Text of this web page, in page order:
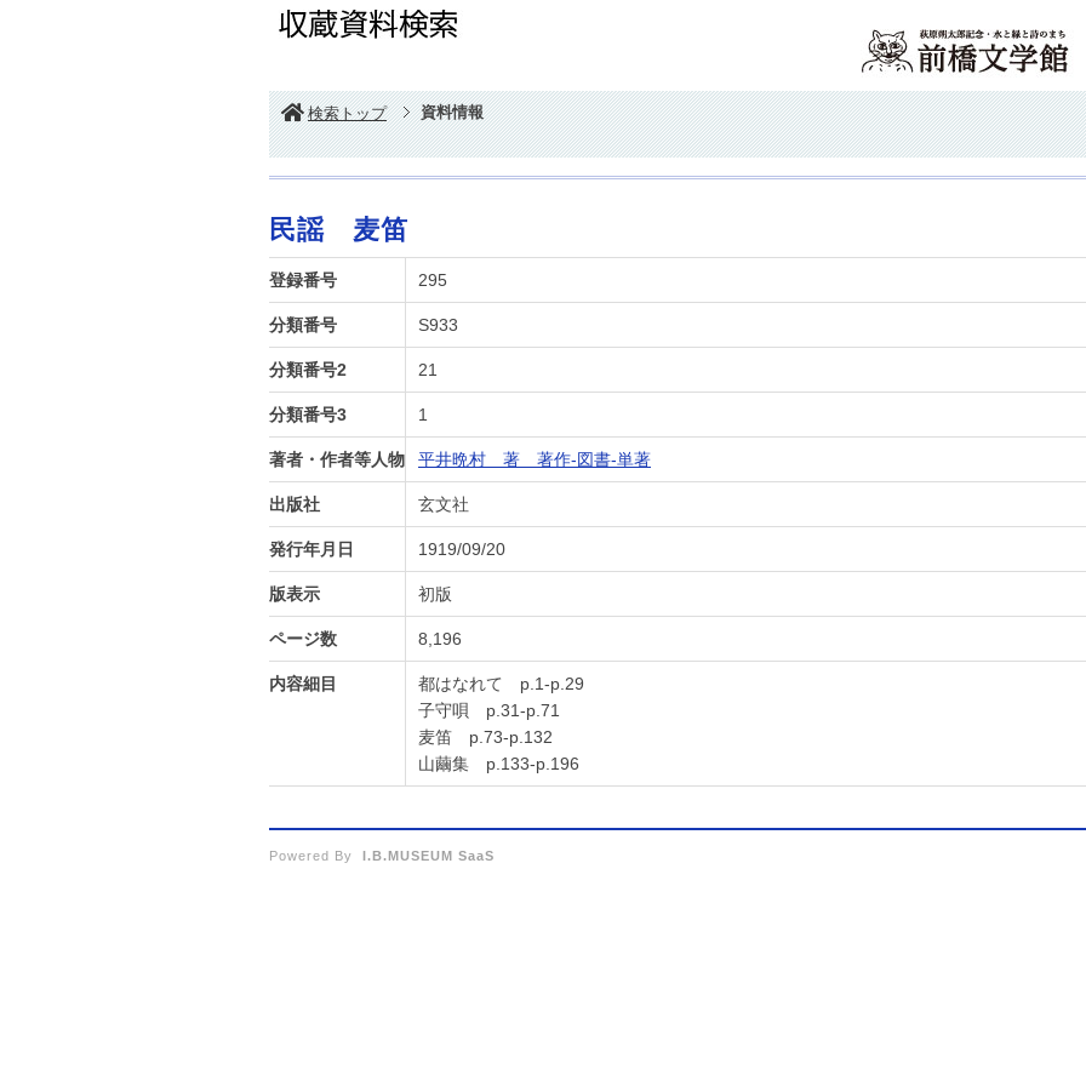
検索トップ 資料情報
民謡 麦笛
登録番号 295
分類番号 S933
分類番号2 21
分類番号3 1
著者・作者等人物 平井晩村 著 著作-図書-単著
出版社 玄文社
発行年月日 1919/09/20
版表示 初版
ページ数 8,196
内容細目
都はなれて p.1-p.29
子守唄 p.31-p.71
麦笛 p.73-p.132
山繭集 p.133-p.196
Powered By I.B.MUSEUM SaaS